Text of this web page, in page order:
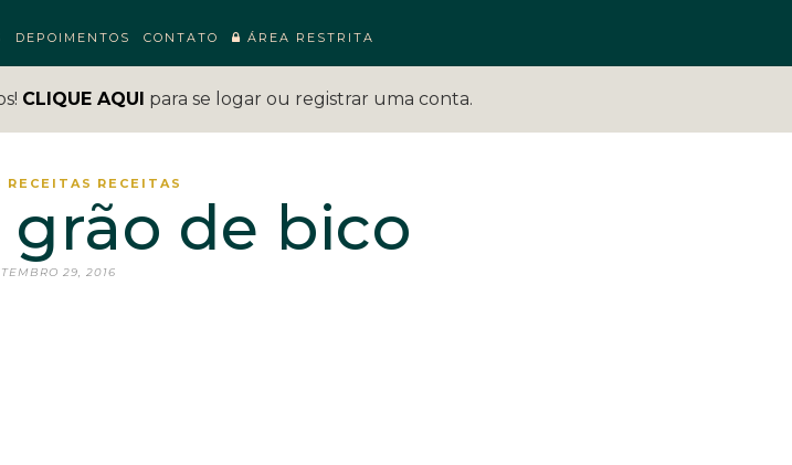
DEPOIMENTOS CONTATO ÁREA RESTRITA
CLIQUE AQUI para se logar ou registrar uma conta.
RECEITAS RECEITAS
grão de bico
29, 2016